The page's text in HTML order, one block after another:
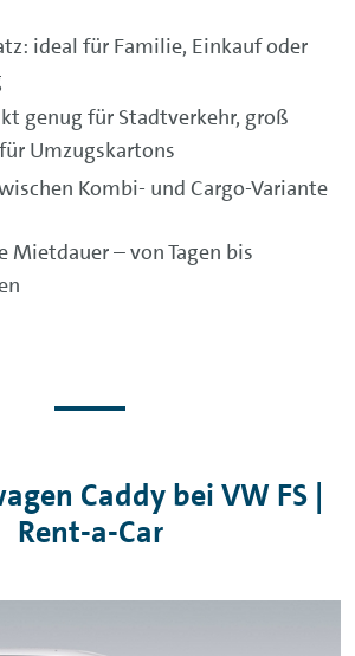
ideal für Familie, Einkauf oder
genug für Stadtverkehr, groß
Umzugskartons
Kombi- und Cargo-Variante
Mietdauer – von Tagen bis
Caddy bei VW FS |
Rent-a-Car